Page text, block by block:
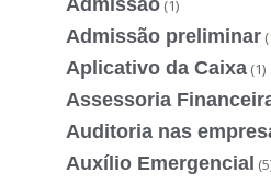
(1)
Admissão preliminar
Aplicativo da Caixa (1)
Assessoria
Auditoria nas
Auxílio Emergencial